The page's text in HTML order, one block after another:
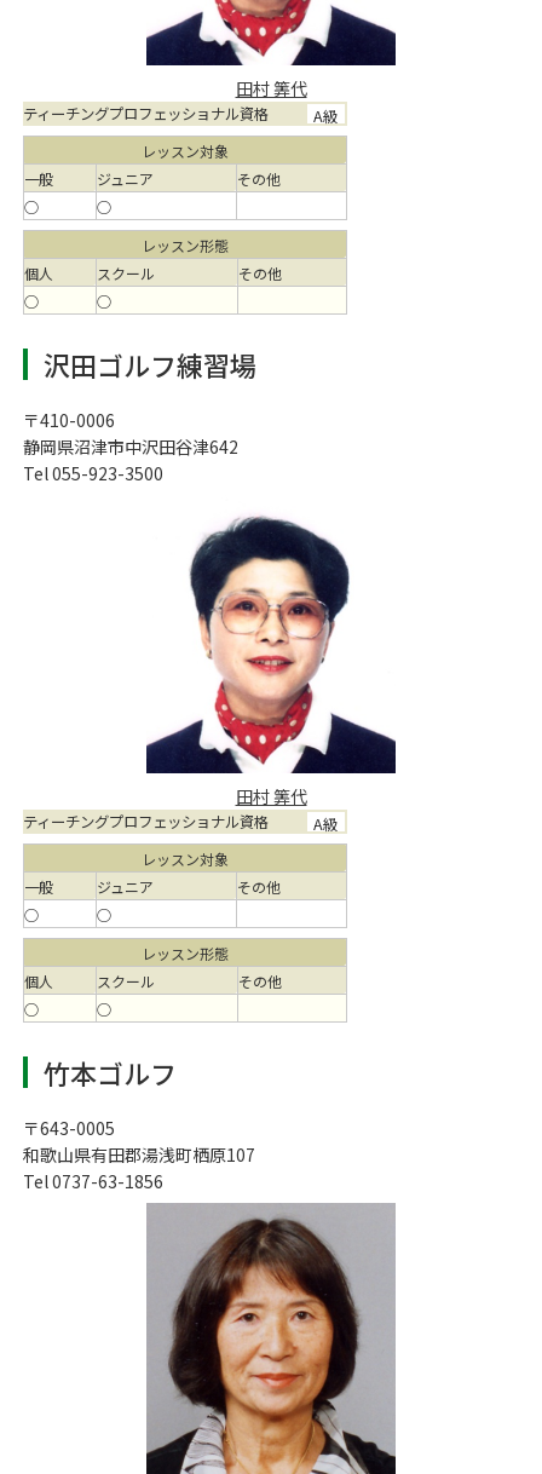
田村 筭代
ティーチングプロフェッショナル資格 A級
レッスン対象
一般
ジュニア
その他
○
○
レッスン形態
個人
スクール
その他
○
○
沢田ゴルフ練習場
〒410-0006
静岡県沼津市中沢田谷津642
Tel 055-923-3500
田村 筭代
ティーチングプロフェッショナル資格 A級
レッスン対象
一般
ジュニア
その他
○
○
レッスン形態
個人
スクール
その他
○
○
竹本ゴルフ
〒643-0005
和歌山県有田郡湯浅町栖原107
Tel 0737-63-1856